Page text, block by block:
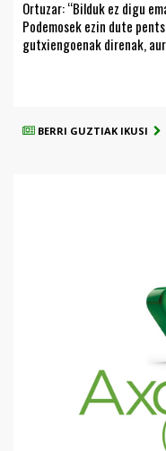
Ortuzar: “Bilduk ez digu
Podemosek ezin dute
gutxiengoenak direnak,
BERRI GUZTIAK IKUSI